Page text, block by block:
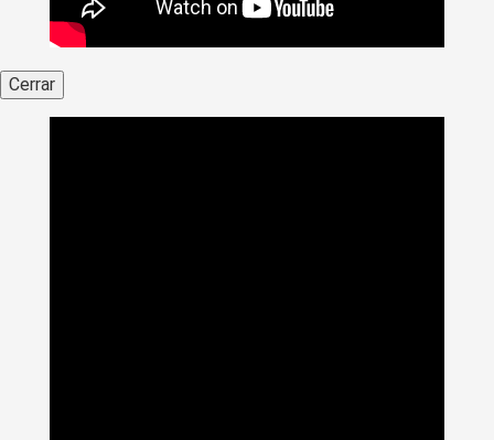
Cerrar